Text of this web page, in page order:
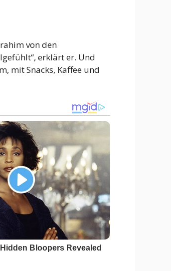
von den
erklärt er. Und
mit Snacks, Kaffee und